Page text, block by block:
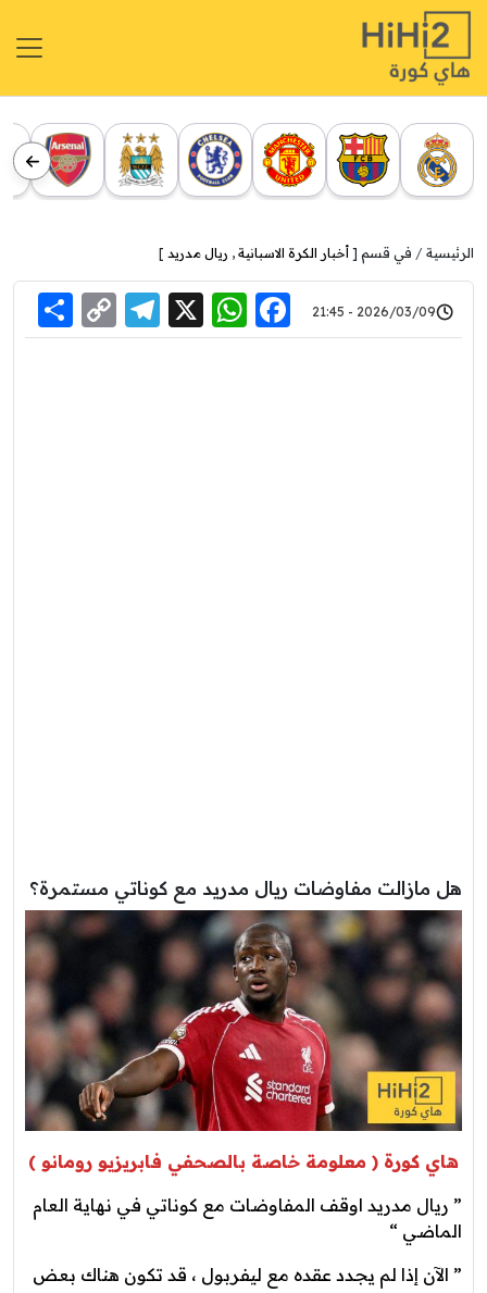
الرئيسية في قسم [ أخبار الكرة الاسبانية , ريال مدريد ]
2026/03/09 - 21:45
Facebook
WhatsApp
X
Link
هل مازالت مفاوضات ريال مدريد مع كوناتي مستمرة؟
هاي كورة ( معلومة خاصة بالصحفي فابريزيو رومانو )
” ريال مدريد اوقف المفاوضات مع كوناتي في نهاية العام
الماضي “
” الآن إذا لم يجدد عقده مع ليفربول ، قد تكون هناك بعض